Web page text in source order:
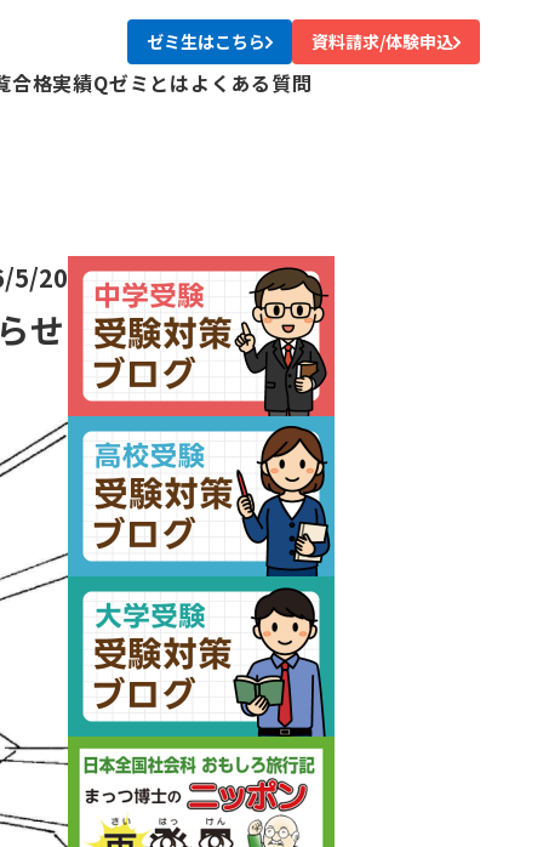
ゼミ生はこちら 資料請求/体験申込
校
校
校
合格実績Qゼミとはよくある質問
5/20
せ